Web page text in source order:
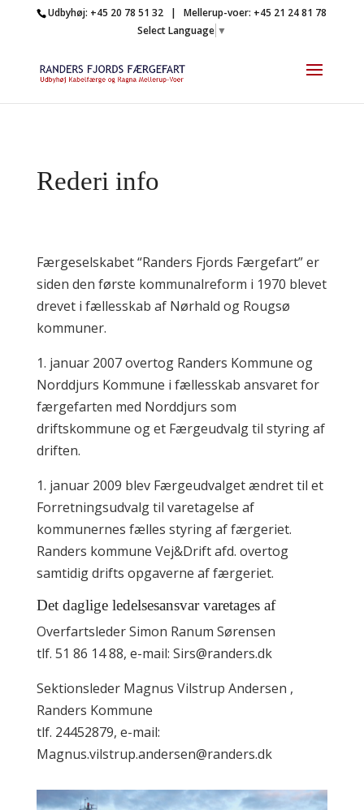
Udbyhøj: +45 20 78 51 32 | Mellerup-voer: +45 21 24 81 78
Select Language ▼
Rederi info
Færgeselskabet “Randers Fjords Færgefart” er
siden den første kommunalreform i 1970 blevet
drevet i fællesskab af Nørhald og Rougsø
kommuner.
1. januar 2007 overtog Randers Kommune og
Norddjurs Kommune i fællesskab ansvaret for
færgefarten med Norddjurs som
driftskommune og et Færgeudvalg til styring af
driften.
1. januar 2009 blev Færgeudvalget ændret til et
Forretningsudvalg til varetagelse af
kommunernes fælles styring af færgeriet.
Randers kommune Vej&Drift afd. overtog
samtidig drifts opgaverne af færgeriet.
Det daglige ledelsesansvar varetages af
Overfartsleder Simon Ranum Sørensen
tlf. 51 86 14 88, e-mail: Sirs@randers.dk
Sektionsleder Magnus Vilstrup Andersen ,
Randers Kommune
tlf. 24452879, e-mail:
Magnus.vilstrup.andersen@randers.dk